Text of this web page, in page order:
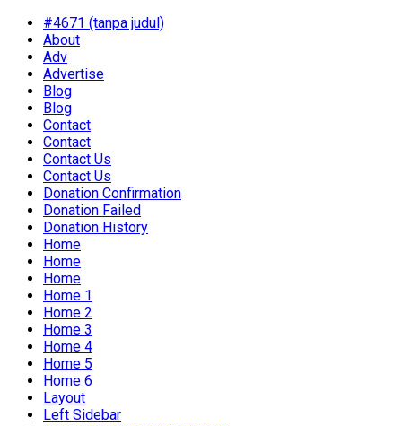
#4671 (tanpa judul)
About
Adv
Advertise
Blog
Blog
Contact
Contact
Contact Us
Contact Us
Donation Confirmation
Donation Failed
Donation History
Home
Home
Home
Home 1
Home 2
Home 3
Home 4
Home 5
Home 6
Layout
Left Sidebar